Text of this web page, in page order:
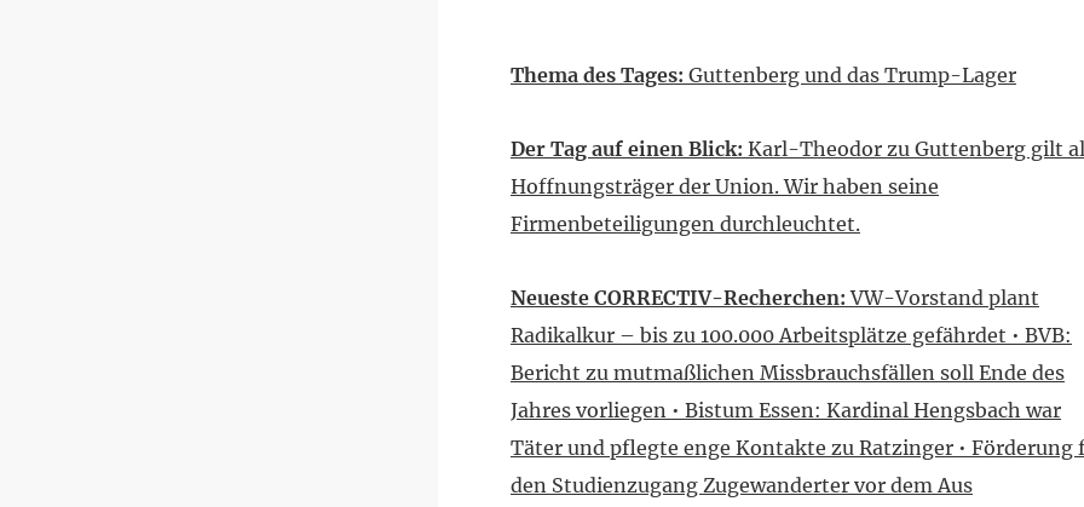
Thema des Tages: Guttenberg und das Trump-Lager
Der Tag auf einen Blick: Karl-Theodor zu Guttenberg gilt
Hoffnungsträger der Union. Wir haben seine
Firmenbeteiligungen durchleuchtet.
Neueste CORRECTIV-Recherchen: VW-Vorstand plant
Radikalkur – bis zu 100.000 Arbeitsplätze gefährdet • BVB:
Bericht zu mutmaßlichen Missbrauchsfällen soll Ende des
Jahres vorliegen • Bistum Essen: Kardinal Hengsbach war
Täter und pflegte enge Kontakte zu Ratzinger • Förderung
den Studienzugang Zugewanderter vor dem Aus